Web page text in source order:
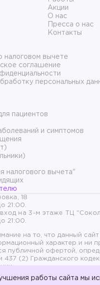
Акции
О нас
Пресса о нас
Контакты
налоговом вычете
соглашение
персональных
пациентов
и симптомов
налогового вычета"
18
21:00.
вход на 3-м этаже ТЦ
21:00.
на то, что данный сайт
характер и ни
публичной офертой,
437 (2) Гражданского
работы сайта мы